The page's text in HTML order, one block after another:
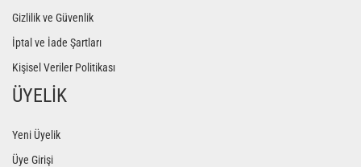
Gizlilik ve Güvenlik
İptal ve İade Şartları
Kişisel Veriler Politikası
ÜYELİK
Yeni Üyelik
Üye Girişi